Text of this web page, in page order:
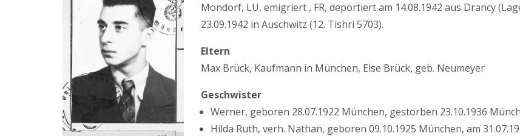
Mondorf, LU, emigriert , FR, deportiert am 14.08.1942 aus Drancy
23.09.1942 in Auschwitz (12. Tishri 5703).
Eltern
Max Brück, Kaufmann in München, Else Brück, geb. Neumeyer
Geschwister
Werner, geboren 28.07.1922 München, gestorben 23.10.1936
Hilda Ruth, verh. Nathan, geboren 09.10.1925 München, am